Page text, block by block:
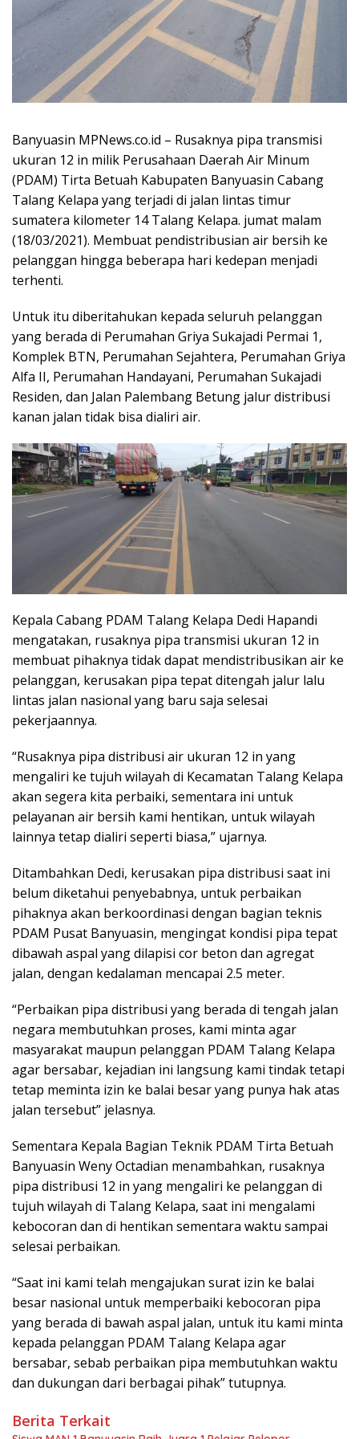
Banyuasin MPNews.co.id – Rusaknya pipa transmisi
ukuran 12 in milik Perusahaan Daerah Air Minum
(PDAM) Tirta Betuah Kabupaten Banyuasin Cabang
Talang Kelapa yang terjadi di jalan lintas timur
sumatera kilometer 14 Talang Kelapa. jumat malam
(18/03/2021). Membuat pendistribusian air bersih ke
pelanggan hingga beberapa hari kedepan menjadi
terhenti.
Untuk itu diberitahukan kepada seluruh pelanggan
yang berada di Perumahan Griya Sukajadi Permai 1,
Komplek BTN, Perumahan Sejahtera, Perumahan Griya
Alfa II, Perumahan Handayani, Perumahan Sukajadi
Residen, dan Jalan Palembang Betung jalur distribusi
kanan jalan tidak bisa dialiri air.
Kepala Cabang PDAM Talang Kelapa Dedi Hapandi
mengatakan, rusaknya pipa transmisi ukuran 12 in
membuat pihaknya tidak dapat mendistribusikan air ke
pelanggan, kerusakan pipa tepat ditengah jalur lalu
lintas jalan nasional yang baru saja selesai
pekerjaannya.
“Rusaknya pipa distribusi air ukuran 12 in yang
mengaliri ke tujuh wilayah di Kecamatan Talang Kelapa
akan segera kita perbaiki, sementara ini untuk
pelayanan air bersih kami hentikan, untuk wilayah
lainnya tetap dialiri seperti biasa,” ujarnya.
Ditambahkan Dedi, kerusakan pipa distribusi saat ini
belum diketahui penyebabnya, untuk perbaikan
pihaknya akan berkoordinasi dengan bagian teknis
PDAM Pusat Banyuasin, mengingat kondisi pipa tepat
dibawah aspal yang dilapisi cor beton dan agregat
jalan, dengan kedalaman mencapai 2.5 meter.
“Perbaikan pipa distribusi yang berada di tengah jalan
negara membutuhkan proses, kami minta agar
masyarakat maupun pelanggan PDAM Talang Kelapa
agar bersabar, kejadian ini langsung kami tindak tetapi
tetap meminta izin ke balai besar yang punya hak atas
jalan tersebut” jelasnya.
Sementara Kepala Bagian Teknik PDAM Tirta Betuah
Banyuasin Weny Octadian menambahkan, rusaknya
pipa distribusi 12 in yang mengaliri ke pelanggan di
tujuh wilayah di Talang Kelapa, saat ini mengalami
kebocoran dan di hentikan sementara waktu sampai
selesai perbaikan.
“Saat ini kami telah mengajukan surat izin ke balai
besar nasional untuk memperbaiki kebocoran pipa
yang berada di bawah aspal jalan, untuk itu kami minta
kepada pelanggan PDAM Talang Kelapa agar
bersabar, sebab perbaikan pipa membutuhkan waktu
dan dukungan dari berbagai pihak” tutupnya.
Berita Terkait